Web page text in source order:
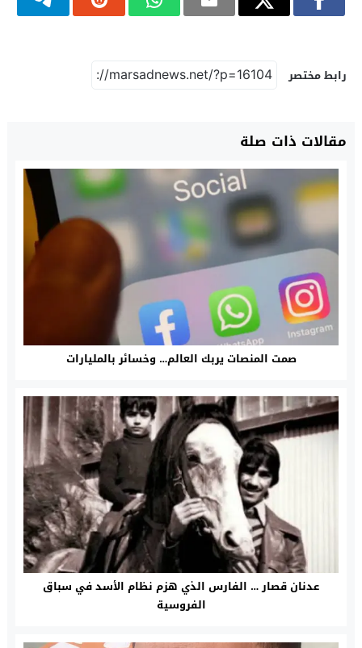
رابط مختصر
مقالات ذات صلة
صمت المنصات يربك العالم… وخسائر بالمليارات
عدنان قصار … الفارس الذي هزم نظام الأسد في سباق
الفروسية